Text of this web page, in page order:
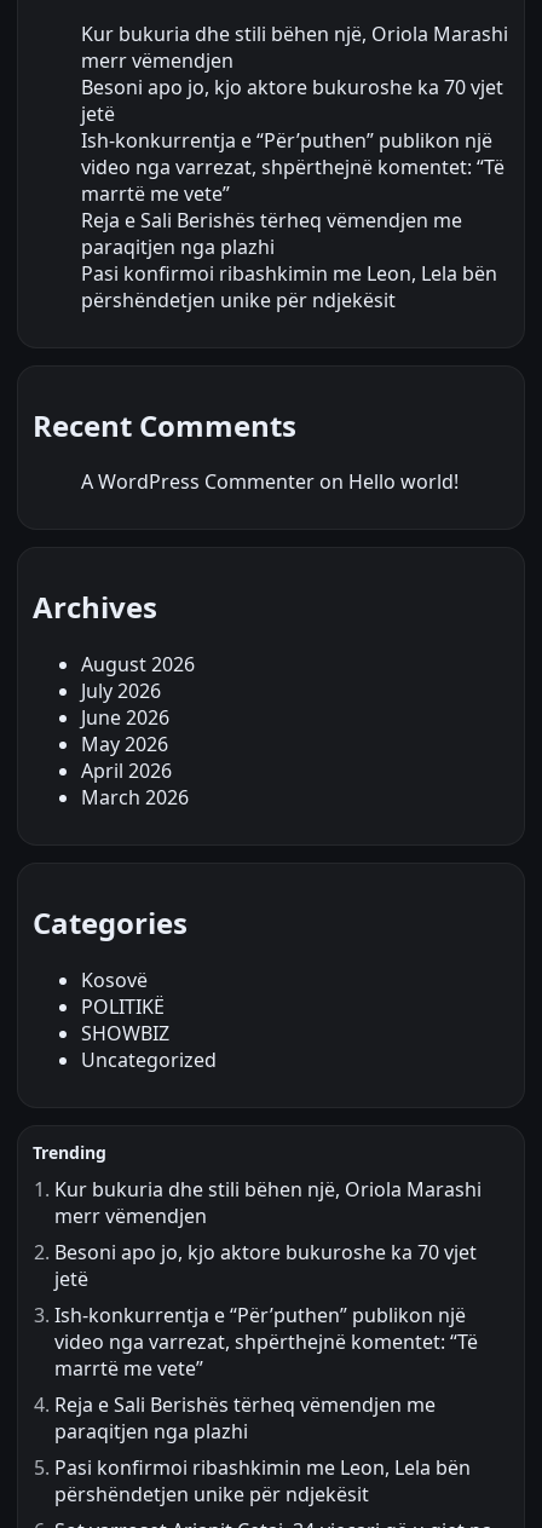
Kur bukuria dhe stili bëhen një, Oriola Marashi
merr vëmendjen
Besoni apo jo, kjo aktore bukuroshe ka 70 vjet
jetë
Ish-konkurrentja e “Për’puthen” publikon një
video nga varrezat, shpërthejnë komentet: “Të
marrtë me vete”
Reja e Sali Berishës tërheq vëmendjen me
paraqitjen nga plazhi
Pasi konfirmoi ribashkimin me Leon, Lela bën
përshëndetjen unike për ndjekësit
Recent Comments
A WordPress Commenter on Hello world!
Archives
August 2026
July 2026
June 2026
May 2026
April 2026
March 2026
Categories
Kosovë
POLITIKË
SHOWBIZ
Uncategorized
Trending
Kur bukuria dhe stili bëhen një, Oriola Marashi
merr vëmendjen
Besoni apo jo, kjo aktore bukuroshe ka 70 vjet
jetë
Ish-konkurrentja e “Për’puthen” publikon një
video nga varrezat, shpërthejnë komentet: “Të
marrtë me vete”
Reja e Sali Berishës tërheq vëmendjen me
paraqitjen nga plazhi
Pasi konfirmoi ribashkimin me Leon, Lela bën
përshëndetjen unike për ndjekësit